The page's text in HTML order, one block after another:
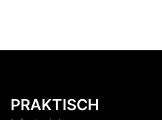
PRAKTISCH